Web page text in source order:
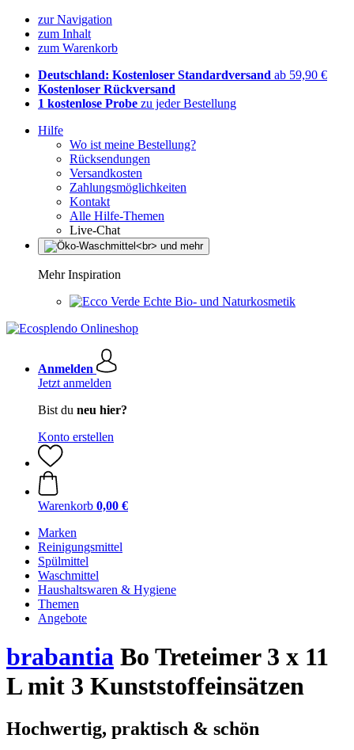
zur Navigation
zum Inhalt
zum Warenkorb
Deutschland: Kostenloser Standardversand ab 59,90 €
Kostenloser Rückversand
1 kostenlose Probe zu jeder Bestellung
Hilfe
Wo ist meine Bestellung?
Rücksendungen
Versandkosten
Zahlungsmöglichkeiten
Kontakt
Alle Hilfe-Themen
Live-Chat
Mehr Inspiration
Echte Bio- und Naturkosmetik
Anmelden
Jetzt anmelden
Bist du neu hier?
Konto erstellen
Warenkorb 0,00 €
Marken
Reinigungsmittel
Spülmittel
Waschmittel
Haushaltswaren & Hygiene
Themen
Angebote
brabantia Bo Treteimer 3 x 11
L mit 3 Kunststoffeinsätzen
Hochwertig, praktisch & schön